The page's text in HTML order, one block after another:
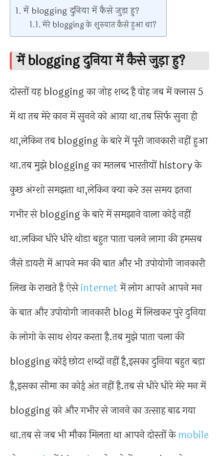
में blogging दुनिया में कैसे जुड़ा हु?
मेरे blogging के शुरुवात कैसे हुआ था?
में blogging दुनिया में कैसे जुड़ा हु?
दोस्तों यह blogging का जोह शब्द है वोह जब में क्लास 5
में था तब मेरे कान में सुनने को आया था.तब सिर्फ सुना ही
था,लेकिन तब blogging के बारे में पूरी जानकारी नहीं हुआ
था.तब मुझे blogging का मतलब भारतीयों history के
कुछ अंग्शो समझता था,लेकिन क्या करे उस समय इतना
गभीर से blogging के बारे में समझाने वाला कोई नहीं
था.लकिन धीरे धीरे थोडा बहुत पाता चलने लागा की हमसब
जैसे डायरी में आपने मन की बात और भी उपोयोगी जानकारी
लिख के राखते है ऐसेinternetमें लोग आपने आपने मन
के बात और उपोयोगी जानकारी blog में लिखकर पुरे दुनिया
के लोगो के साथ शेयर करता है.तब मुझे पाता चला की
blogging कोई छोटा शब्दों नहीं है,इसका दुनिया बहुत बड़ा
है,इसका सीमा का कोई अंत नहीं है.तब से धीरे धीरे मेरे मन में
blogging को और गभीर से जानने का उत्साह बाढ गया
था.तब से जब भी मौका मिलता था आपने दोस्तों केmobile